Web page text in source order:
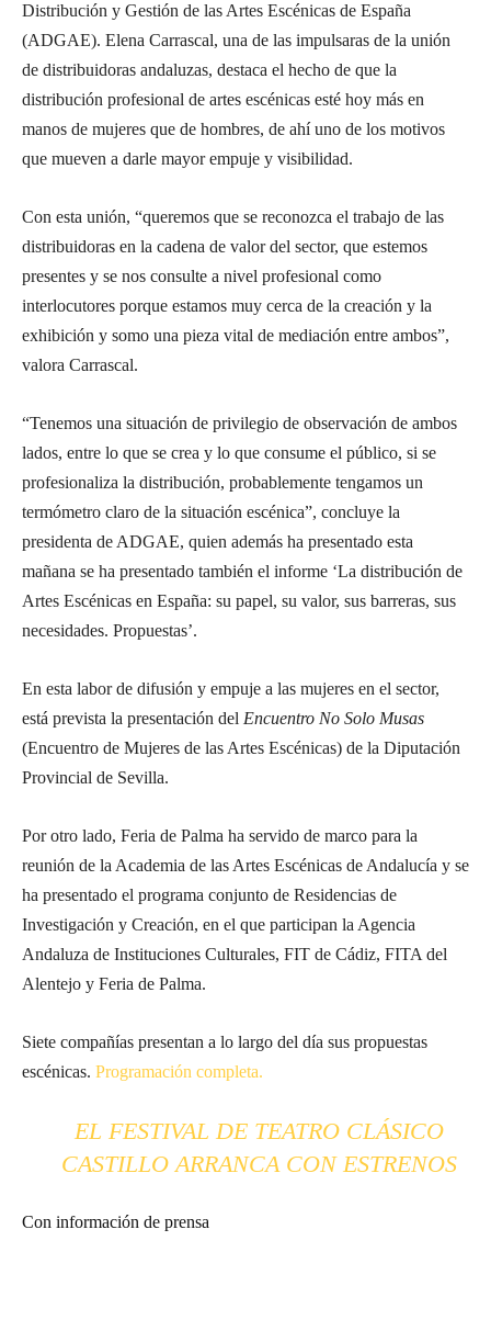
Distribución y Gestión de las Artes Escénicas de España
(ADGAE). Elena Carrascal, una de las impulsaras de la unión
de distribuidoras andaluzas, destaca el hecho de que la
distribución profesional de artes escénicas esté hoy más en
manos de mujeres que de hombres, de ahí uno de los motivos
que mueven a darle mayor empuje y visibilidad.
Con esta unión, “queremos que se reconozca el trabajo de las
distribuidoras en la cadena de valor del sector, que estemos
presentes y se nos consulte a nivel profesional como
interlocutores porque estamos muy cerca de la creación y la
exhibición y somo una pieza vital de mediación entre ambos”,
valora Carrascal.
“Tenemos una situación de privilegio de observación de ambos
lados, entre lo que se crea y lo que consume el público, si se
profesionaliza la distribución, probablemente tengamos un
termómetro claro de la situación escénica”, concluye la
presidenta de ADGAE, quien además ha presentado esta
mañana se ha presentado también el informe ‘La distribución de
Artes Escénicas en España: su papel, su valor, sus barreras, sus
necesidades. Propuestas’.
En esta labor de difusión y empuje a las mujeres en el sector,
está prevista la presentación del Encuentro No Solo Musas
(Encuentro de Mujeres de las Artes Escénicas) de la Diputación
Provincial de Sevilla.
Por otro lado, Feria de Palma ha servido de marco para la
reunión de la Academia de las Artes Escénicas de Andalucía y se
ha presentado el programa conjunto de Residencias de
Investigación y Creación, en el que participan la Agencia
Andaluza de Instituciones Culturales, FIT de Cádiz, FITA del
Alentejo y Feria de Palma.
Siete compañías presentan a lo largo del día sus propuestas
escénicas. Programación completa.
EL FESTIVAL DE TEATRO CLÁSICO
CASTILLO ARRANCA CON ESTRENOS
Con información de prensa